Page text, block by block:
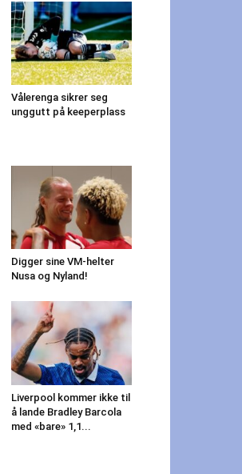
Vålerenga sikrer seg
unggutt på keeperplass
Digger sine VM-helter
Nusa og Nyland!
Liverpool kommer ikke til
å lande Bradley Barcola
med «bare» 1,1...